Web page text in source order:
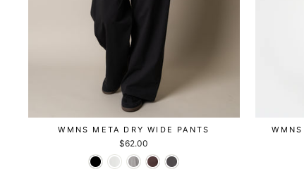
WMNS META DRY WIDE PANTS
$62.00